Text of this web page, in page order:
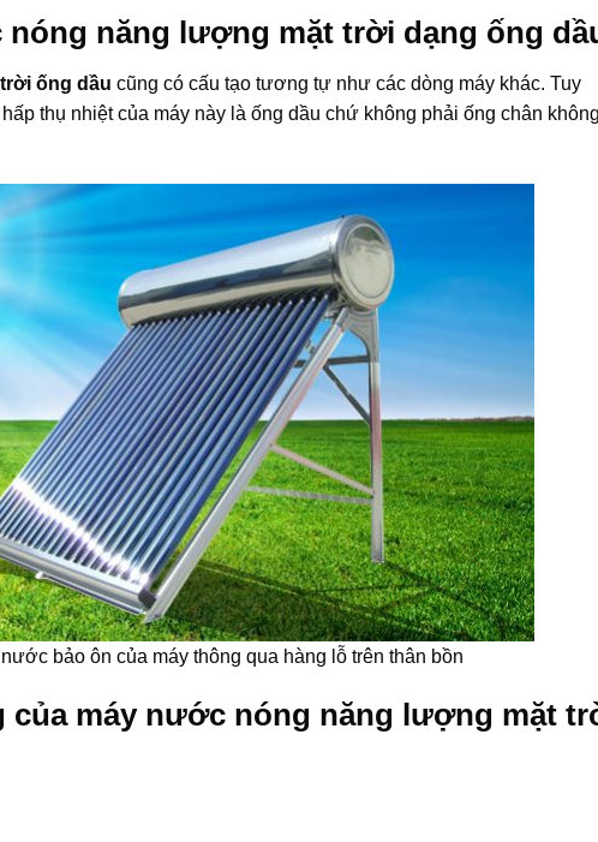
năng lượng mặt trời dạng ống
ống dầu cũng có cấu tạo tương tự như các dòng máy khác. Tuy
thụ nhiệt của máy này là ống dầu chứ không phải ống chân
bảo ôn của máy thông qua hàng lỗ trên thân bồn
của máy nước nóng năng lượng mặt